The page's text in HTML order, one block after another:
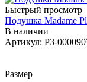
Быстрый просмотр
Подушка Madame
В наличии
Артикул: РЗ-
Размер